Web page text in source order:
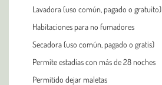
Lavadora (uso común, pagado o gratuito)
Habitaciones para no fumadores
Secadora (uso común, pagado o gratis)
Permite estadías con más de 28 noches
Permitido dejar maletas